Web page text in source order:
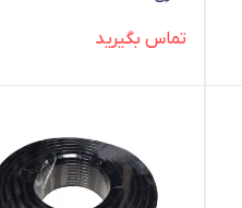
تماس بگیرید